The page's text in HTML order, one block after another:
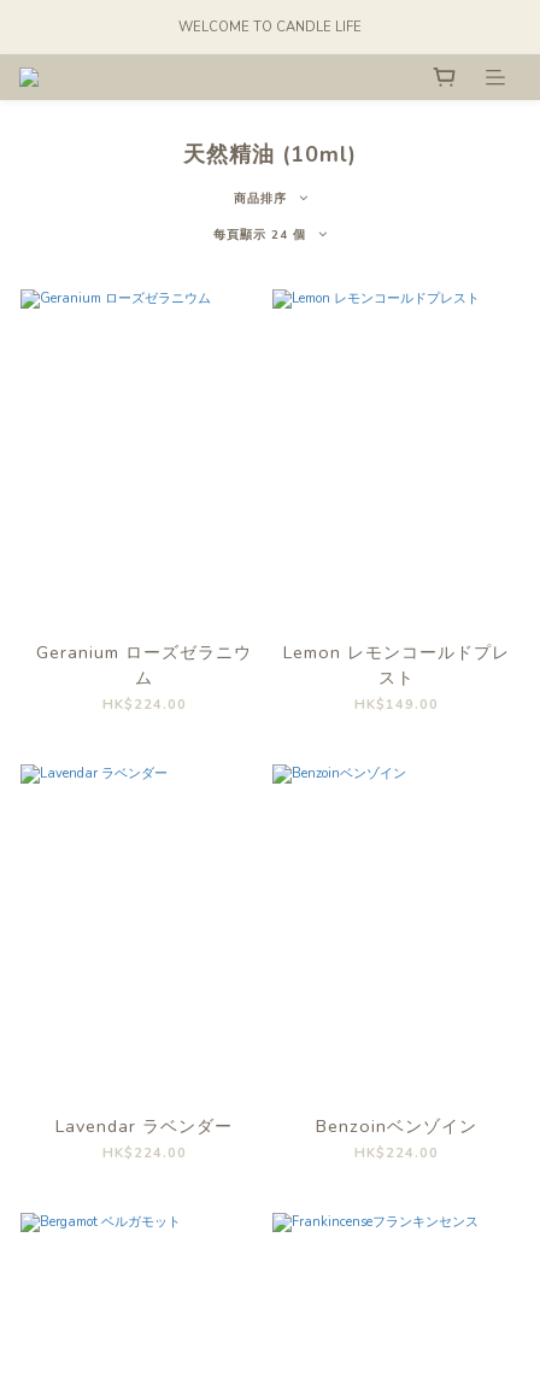
WELCOME TO CANDLE LIFE
天然精油 (10ml)
商品排序
每頁顯示 24 個
Geranium ローズゼラニウ
ム
HK$224.00
Lemon レモンコールドプレ
スト
HK$149.00
Lavendar ラベンダー
HK$224.00
Benzoinベンゾイン
HK$224.00